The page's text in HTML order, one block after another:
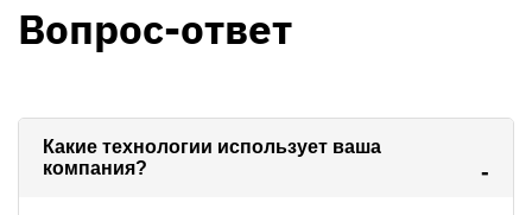
Вопрос-ответ
Какие технологии использует ваша
компания?